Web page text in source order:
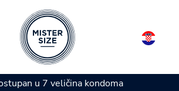
u 7 veličina kondoma